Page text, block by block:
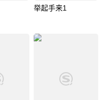
举起手来1